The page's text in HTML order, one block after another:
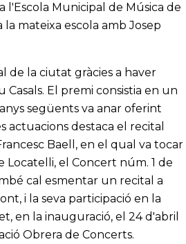
l'Escola Municipal de Música de
mateixa escola amb Josep
de la ciutat gràcies a haver
El premi consistia en un
següents va anar oferint
actuacions destaca el recital
Baell, en el qual va tocar
el Concert núm. 1 de
cal esmentar un recital a
i la seva participació en la
en la inauguració, el 24 d'abril
Obrera de Concerts.